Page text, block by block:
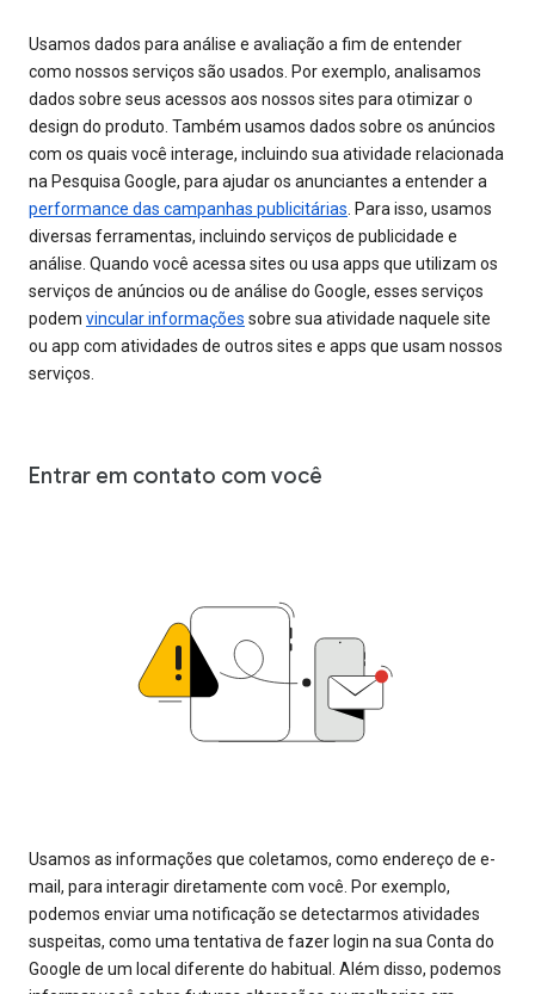
Usamos dados para análise e avaliação a fim de entender
como nossos serviços são usados. Por exemplo, analisamos
dados sobre seus acessos aos nossos sites para otimizar o
design do produto. Também usamos dados sobre os anúncios
com os quais você interage, incluindo sua atividade relacionada
na Pesquisa Google, para ajudar os anunciantes a entender a
performance das campanhas publicitárias. Para isso, usamos
diversas ferramentas, incluindo serviços de publicidade e
análise. Quando você acessa sites ou usa apps que utilizam os
serviços de anúncios ou de análise do Google, esses serviços
podem vincular informações sobre sua atividade naquele site
ou app com atividades de outros sites e apps que usam nossos
serviços.
Entrar em contato com você
Usamos as informações que coletamos, como endereço de e-
mail, para interagir diretamente com você. Por exemplo,
podemos enviar uma notificação se detectarmos atividades
suspeitas, como uma tentativa de fazer login na sua Conta do
Google de um local diferente do habitual. Além disso, podemos